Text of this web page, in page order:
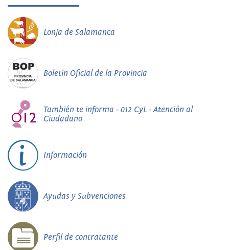
Lonja de Salamanca
Boletín Oficial de la Provincia
También te informa - 012 CyL - Atención al
Ciudadano
Información
Ayudas y Subvenciones
Perfil de contratante